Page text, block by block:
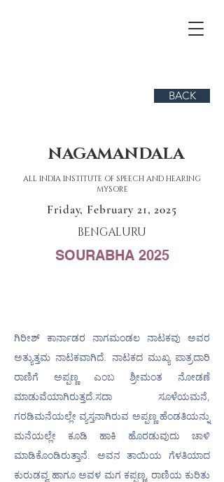
BACK
NAGAMANDALA
ALL INDIA INSTITUTE OF SPEECH AND HEARING
MYSORE
Friday, February 21, 2025
BENGALURU
SOURABHA 2025
ಗಿರೀಶ್ ಕಾರ್ನಾಡರ ನಾಗಮಂಡಲ ನಾಟಕವು ಅವರ
ಅತ್ಯುತ್ತಮ ನಾಟಕವಾಗಿದೆ. ನಾಟಕದ ಮುಖ್ಯ ಪಾತ್ರದಾರಿ
ರಾಣಿಗೆ ಅಪ್ಪಣ್ಣ ಎಂಬ ಶ್ರೀಮಂತ ನೋಡಣೆ
ಮಾಡುವೆಯಾಗಿರುತ್ತದೆ.ಸದಾ ಸೂಳೆಯಮನೆ,
ಗರಡಿಮನೆಯಲ್ಲೇ ವ್ಯಸ್ತನಾಗಿರುವ ಅಪ್ಪಣ್ಣ ಹೆಂಡತಿಯನ್ನು
ಮನೆಯಲ್ಲೇ ಕೂಡಿ ಹಾಕಿ ಹೊರಡುವುದು ಚಾಳಿ
ಮಾಡಿಕೊಂಡಿರುತ್ತಾನೆ. ಅವನ ತಾಯಿಯ ಗೆಳತಿಯಾದ
ಕುರುಡವ್ವ ಹಾಗೂ ಅವಳ ಮಗ ಕಪ್ಪಣ್ಣ, ರಾಣಿಯ ಕುರಿತು